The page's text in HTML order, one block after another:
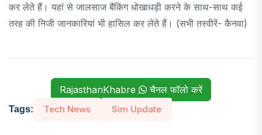
कर लेते हैं। यहां से जालसाज बैंकिंग धोखाधड़ी करने के साथ-साथ कई
तरह की निजी जानकारियां भी हासिल कर लेते हैं। (सभी तस्वीरें- कैनवा)
RajasthanKhabre चैनल फॉलो करें
Tags: Tech News Sim Update